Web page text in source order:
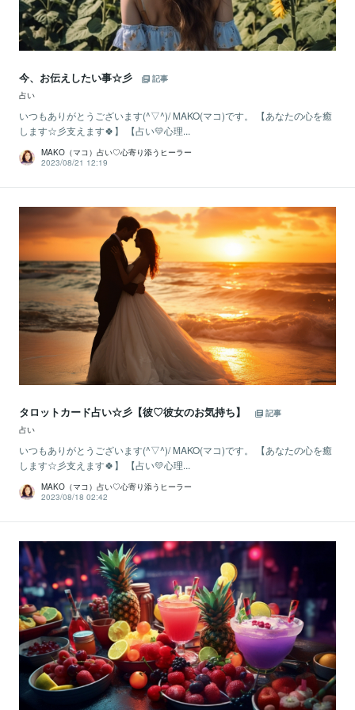
今、お伝えしたい事☆彡
記事
占い
いつもありがとうございます(^▽^)/ MAKO(マコ)です。 【あなたの心を癒
します☆彡支えます🍀】 【占い💛心理...
MAKO（マコ）占い♡心寄り添うヒーラー
2023/08/21 12:19
タロットカード占い☆彡【彼♡彼女のお気持ち】
記事
占い
いつもありがとうございます(^▽^)/ MAKO(マコ)です。 【あなたの心を癒
します☆彡支えます🍀】 【占い💛心理...
MAKO（マコ）占い♡心寄り添うヒーラー
2023/08/18 02:42